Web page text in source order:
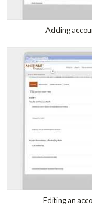
Adding
Editing an